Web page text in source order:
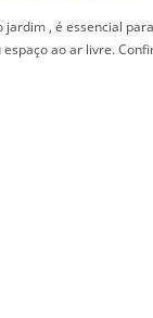
jardim , é essencial
ao ar livre.